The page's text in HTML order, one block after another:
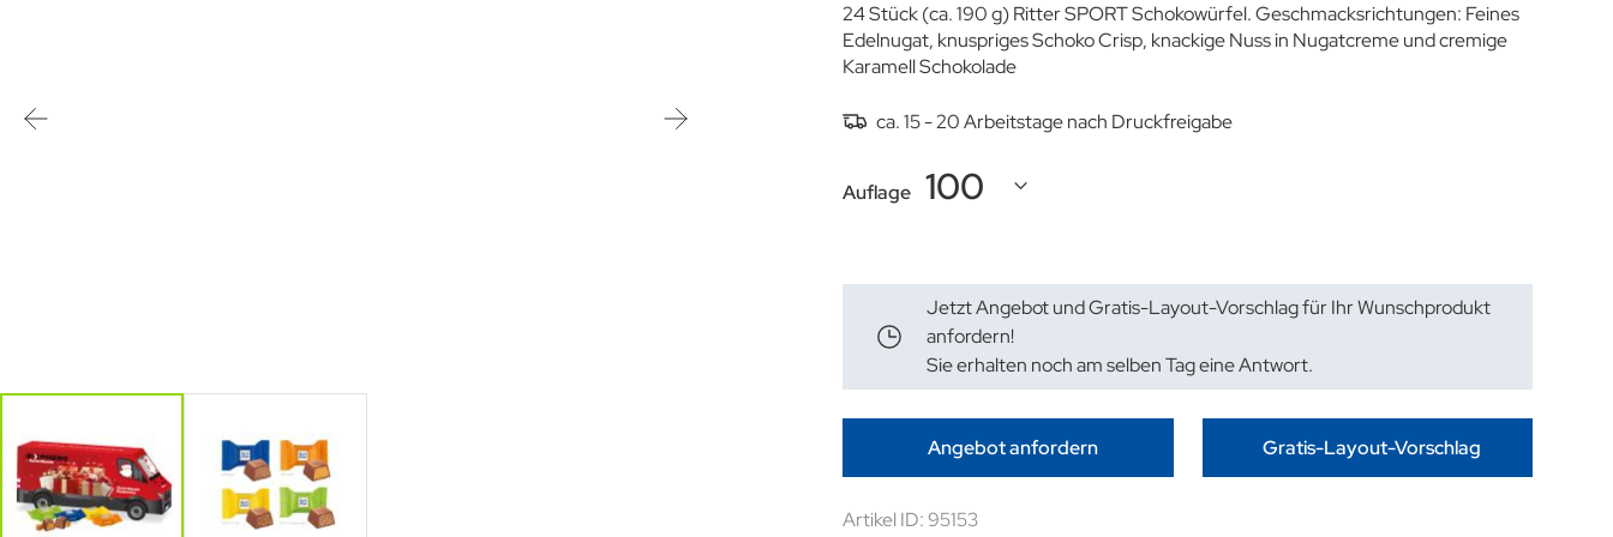
24 Stück (ca. 190 g) Ritter SPORT Schokowürfel. Geschmacksrichtungen: Feines
Edelnugat, knuspriges Schoko Crisp, knackige Nuss in Nugatcreme und cremige
Karamell Schokolade
ca. 15 - 20 Arbeitstage nach Druckfreigabe
Auflage
Jetzt Angebot und Gratis-Layout-Vorschlag für Ihr Wunschprodukt
anfordern!
Sie erhalten noch am selben Tag eine Antwort.
Angebot anfordern Gratis-Layout-Vorschlag
Artikel ID: 95153